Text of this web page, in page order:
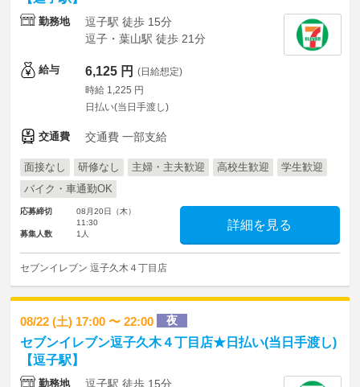
勤務地
逗子駅 徒歩 15分
逗子・葉山駅 徒歩 21分
給与 6,125 円 (日給想定)
時給 1,225 円
日払い(当日手渡し)
交通費 交通費 一部支給
面接なし 研修なし 主婦・主夫歓迎 高校生歓迎
学生歓迎
バイク・車通勤OK
応募締切
08月20日（木）
11:30
募集人数
1人
詳細を見る
セブンイレブン 逗子久木４丁目店
08/22 (土) 17:00 〜 22:00 夜
セブンイレブン逗子久木４丁目店★日払い(当日手渡し)
【逗子駅】
勤務地
逗子駅 徒歩 15分